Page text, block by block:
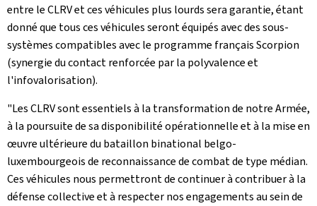
entre le CLRV et ces véhicules plus lourds sera garantie, étant
donné que tous ces véhicules seront équipés avec des sous-
systèmes compatibles avec le programme français Scorpion
(synergie du contact renforcée par la polyvalence et
l'infovalorisation).
"Les CLRV sont essentiels à la transformation de notre Armée,
à la poursuite de sa disponibilité opérationnelle et à la mise en
œuvre ultérieure du bataillon binational belgo-
luxembourgeois de reconnaissance de combat de type médian.
Ces véhicules nous permettront de continuer à contribuer à la
défense collective et à respecter nos engagements au sein de